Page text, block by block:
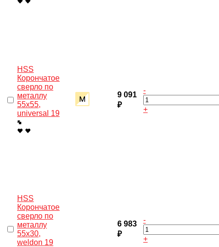
HSS
Корончатое
сверло по
металлу
55x55,
universal 19
9 091
₽
-
+
HSS
Корончатое
сверло по
металлу
55x30,
weldon 19
6 983
₽
-
+